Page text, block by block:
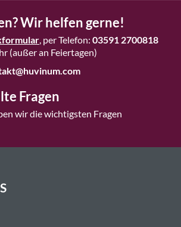
Wir helfen gerne!
, per Telefon: 03591 2700818
(außer an Feiertagen)
Fragen
wir die wichtigsten Fragen